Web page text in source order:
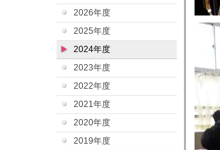
2026年度
2025年度
2024年度
2023年度
2022年度
2021年度
2020年度
2019年度